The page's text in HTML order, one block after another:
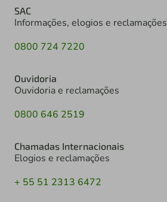
SAC
Informações, elogios e reclamações
0800 724 7220
Ouvidoria
Ouvidoria e reclamações
0800 646 2519
Chamadas Internacionais
Elogios e reclamações
+ 55 51 2313 6472